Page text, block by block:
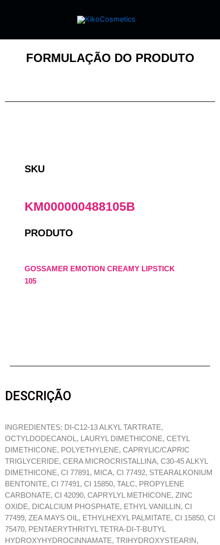
FORMULAÇÃO DO PRODUTO
SKU
KM000000488105B
PRODUTO
GOSSAMER EMOTION CREAMY LIPSTICK
105
DESCRIÇÃO
INGREDIENTES: DI-C12-13 ALKYL TARTRATE,
OCTYLDODECANOL, LAURYL DIMETHICONE, CETYL
DIMETHICONE, POLYETHYLENE, CAPRYLIC/CAPRIC
TRIGLYCERIDE, CERA MICROCRISTALLINA, C30-45 ALKYL
DIMETHICONE, CI 77891, MICA, CI 77492, STEARALKONIUM
BENTONITE, CI 77491, CI 15850, TALC, PROPYLENE
CARBONATE, CI 42090, CAPRYLYL METHICONE, ZINC
OXIDE, DICALCIUM PHOSPHATE, ETHYL VANILLIN, CI
77499, ZEA MAYS OIL, ETHYLHEXYL PALMITATE, CI 15850, CI
75470, PENTAERYTHRITYL TETRA-DI-T-BUTYL
HYDROXYHYDROCINNAMATE, TRIHYDROXYSTEARIN,